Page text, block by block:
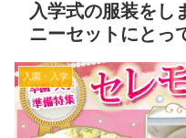
入学式の服装をし
ニーセットにとっ
入園・入学